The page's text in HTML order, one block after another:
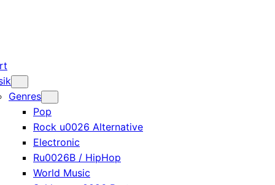
Genres
Pop
Rock u0026 Alternative
Electronic
Ru0026B / HipHop
World Music